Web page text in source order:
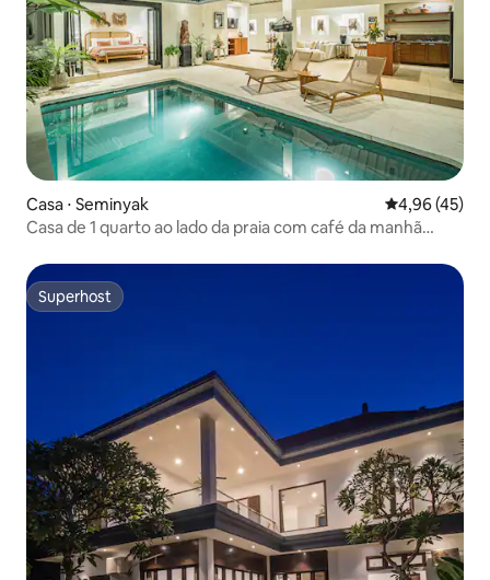
Casa ⋅ Seminyak 4,96 de uma
4,96 (45)
Casa de 1 quarto ao lado da praia com café da manhã
Superhost
Superhost